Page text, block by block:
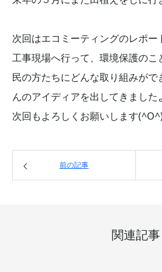
次回はエコミーティングのレポー
工事現場へ行って、環境保護のこ
民の方たちにどんな取り組みがで
んのアイディアを出してきまし
次回もよろしくお願いします
前の記事
関連記事